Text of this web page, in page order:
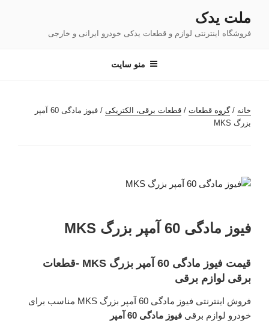
محتوا
ملت یدک
فروشگاه اینترنتی لوازم و قطعات یدکی خودرو ایرانی و خارجی
منو سایت
خانه /گروه قطعات / قطعات برقی، الکتریکی
/ فیوز مادگی 60 آمپر
بزرگ MKS
فیوز مادگی 60 آمپر بزرگ MKS
قیمت فیوز مادگی 60 آمپر بزرگ MKS -قطعات
برقی لوازم برقی
فروش اینترنتی فیوز مادگی 60 آمپر بزرگ MKS مناسب برای
خودرو لوازم برقی فیوز مادگی 60 آمپر